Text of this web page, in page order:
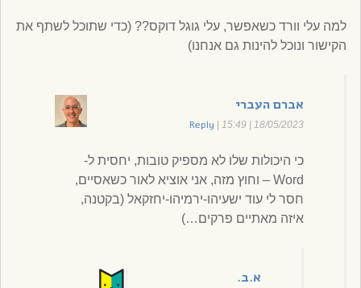
למה עלי וורד כשאפשר, עלי גוגל דוקס?? (כדי שתוכל לשתף את
הקישור ונוכל להינות גם אנחנו)
אברם העברי
18/05/2023 | 15:49
Reply
כי היכולות שלו לא מספיק טובות, יחסית ל-
Word – וחוץ מזה, אני אוציא לאור כשאסיים,
חסר לי עוד ישעיהו-ירמיהו-יחזקאל (בקטנה,
איזה מאתיים פרקים…)
א.ב.